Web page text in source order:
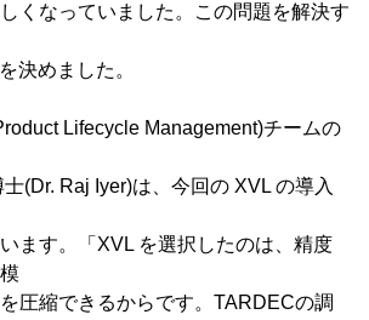
くなっていました。この問題を解決す
決めました。
Lifecycle Management)チームの
(Dr. Raj Iyer)は、今回の XVL の導入
ます。「XVL を選択したのは、精度
圧縮できるからです。TARDECの調